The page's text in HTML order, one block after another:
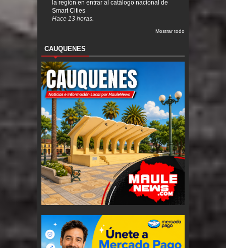
la región en entrar al catálogo nacional de
Smart Cities
Hace 13 horas.
Mostrar todo
CAUQUENES